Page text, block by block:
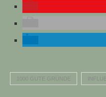
1000 GUTE GRÜNDE